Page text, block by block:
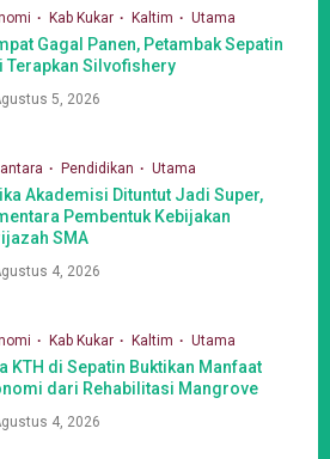
Kab Kukar Kaltim Utama
Gagal Panen, Petambak Sepatin
Terapkan Silvofishery
5, 2026
Pendidikan Utama
Akademisi Dituntut Jadi Super,
Pembentuk Kebijakan
SMA
4, 2026
Kab Kukar Kaltim Utama
KTH di Sepatin Buktikan Manfaat
dari Rehabilitasi Mangrove
4, 2026